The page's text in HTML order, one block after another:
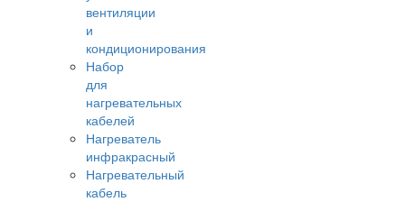
вентиляции
и
кондиционирования
Набор
для
нагревательных
кабелей
Нагреватель
инфракрасный
Нагревательный
кабель